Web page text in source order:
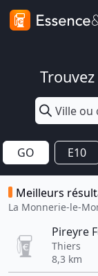
GO E10
Meilleurs
La Monnerie-le-
Pireyre
Thiers
8,3 km